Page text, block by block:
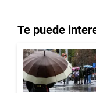
Te puede